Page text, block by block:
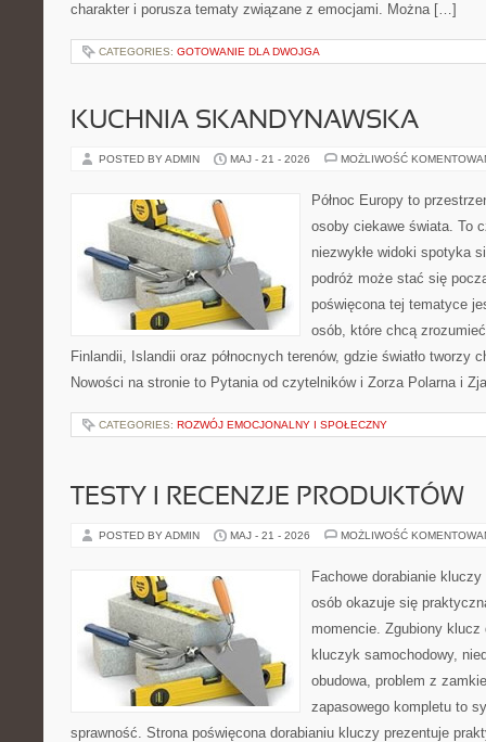
charakter i porusza tematy związane z emocjami. Można […]
CATEGORIES: GOTOWANIE DLA DWOJGA
KUCHNIA SKANDYNAWSKA
POSTED BY ADMIN MAJ - 21 - 2026 MOŻLIWOŚĆ
Północ Europy to
osoby ciekawe świata. To
niezwykłe widoki spotyka
podróż może stać się
poświęcona tej tematyce
osób, które chcą
Finlandii, Islandii oraz północnych terenów, gdzie światło tworzy
Nowości na stronie to Pytania od czytelników i Zorza Polarna i
CATEGORIES: ROZWÓJ EMOCJONALNY I SPOŁECZNY
TESTY I RECENZJE PRODUKTÓW
POSTED BY ADMIN MAJ - 21 - 2026 MOŻLIWOŚĆ
Fachowe dorabianie
osób okazuje się
momencie. Zgubiony
kluczyk samochodowy,
obudowa, problem z
zapasowego kompletu to
sprawność. Strona poświęcona dorabianiu kluczy prezentuje